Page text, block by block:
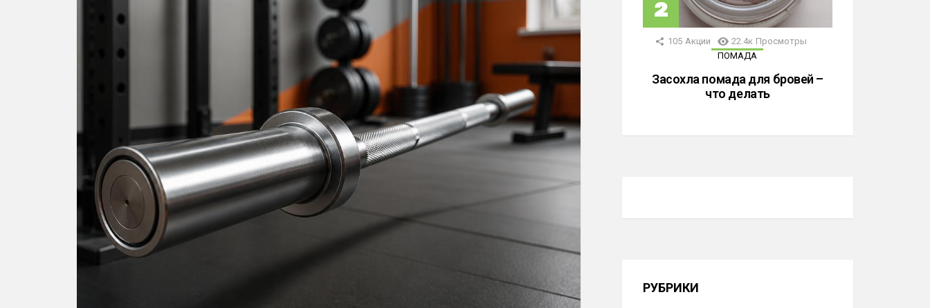
105 Акции 22.4к Просмотры
ПОМАДА
Засохла помада для бровей –
что делать
РУБРИКИ